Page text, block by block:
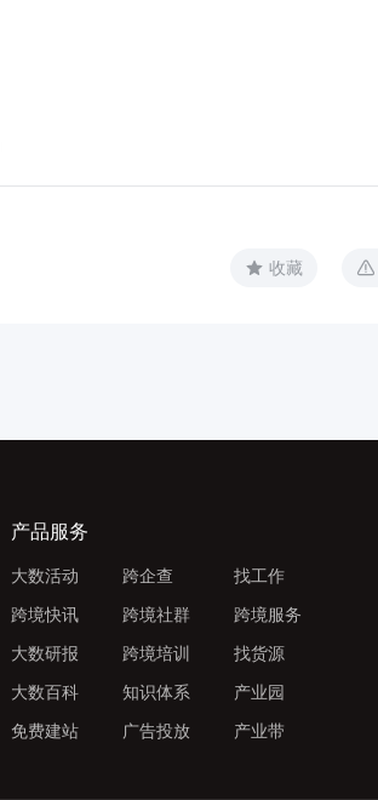
收藏
产品服务
大数活动
跨境快讯
大数研报
大数百科
免费建站
跨企查
跨境社群
跨境培训
知识体系
广告投放
找工作
跨境服务
找货源
产业园
产业带